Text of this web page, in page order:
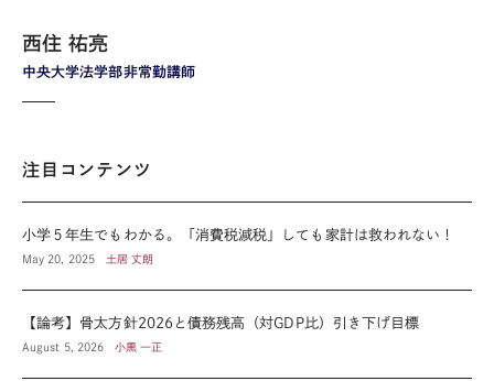
中央大学法学部非常勤講師
西住 祐亮
注目コンテンツ
小学５年生でもわかる。「消費税減税」しても家計は救われない！
May 20, 2025 土居 丈朗
【論考】骨太方針2026と債務残高（対GDP比）引き下げ目標
August 5, 2026 小黒 一正